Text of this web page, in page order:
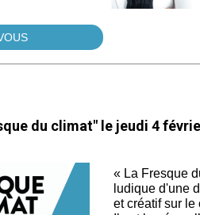
du climat" le jeudi 4
« La Fresque
ludique d'une
et créatif sur